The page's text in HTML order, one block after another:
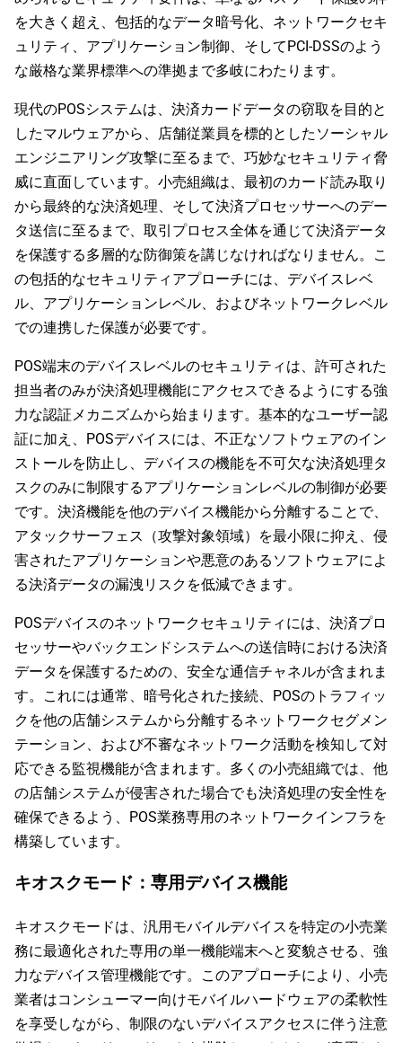
を大きく超え、包括的なデータ暗号化、ネットワークセキ
ュリティ、アプリケーション制御、そしてPCI-DSSのよう
な厳格な業界標準への準拠まで多岐にわたります。
現代のPOSシステムは、決済カードデータの窃取を目的と
したマルウェアから、店舗従業員を標的としたソーシャル
エンジニアリング攻撃に至るまで、巧妙なセキュリティ脅
威に直面しています。小売組織は、最初のカード読み取り
から最終的な決済処理、そして決済プロセッサーへのデー
タ送信に至るまで、取引プロセス全体を通じて決済データ
を保護する多層的な防御策を講じなければなりません。こ
の包括的なセキュリティアプローチには、デバイスレベ
ル、アプリケーションレベル、およびネットワークレベル
での連携した保護が必要です。
POS端末のデバイスレベルのセキュリティは、許可された
担当者のみが決済処理機能にアクセスできるようにする強
力な認証メカニズムから始まります。基本的なユーザー認
証に加え、POSデバイスには、不正なソフトウェアのイン
ストールを防止し、デバイスの機能を不可欠な決済処理タ
スクのみに制限するアプリケーションレベルの制御が必要
です。決済機能を他のデバイス機能から分離することで、
アタックサーフェス（攻撃対象領域）を最小限に抑え、侵
害されたアプリケーションや悪意のあるソフトウェアによ
る決済データの漏洩リスクを低減できます。
POSデバイスのネットワークセキュリティには、決済プロ
セッサーやバックエンドシステムへの送信時における決済
データを保護するための、安全な通信チャネルが含まれま
す。これには通常、暗号化された接続、POSのトラフィッ
クを他の店舗システムから分離するネットワークセグメン
テーション、および不審なネットワーク活動を検知して対
応できる監視機能が含まれます。多くの小売組織では、他
の店舗システムが侵害された場合でも決済処理の安全性を
確保できるよう、POS業務専用のネットワークインフラを
構築しています。
キオスクモード：専用デバイス機能
キオスクモードは、汎用モバイルデバイスを特定の小売業
務に最適化された専用の単一機能端末へと変貌させる、強
力なデバイス管理機能です。このアプローチにより、小売
業者はコンシューマー向けモバイルハードウェアの柔軟性
を享受しながら、制限のないデバイスアクセスに伴う注意